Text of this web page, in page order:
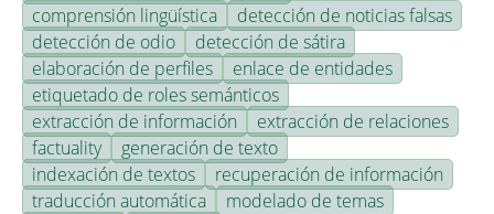
comprensión lingüística
detección de noticias falsas
detección de odio
detección de sátira
elaboración de perfiles
enlace de entidades
etiquetado de roles semánticos
extracción de información
extracción de relaciones
factuality
generación de texto
indexación de textos
recuperación de información
traducción automática
modelado de temas